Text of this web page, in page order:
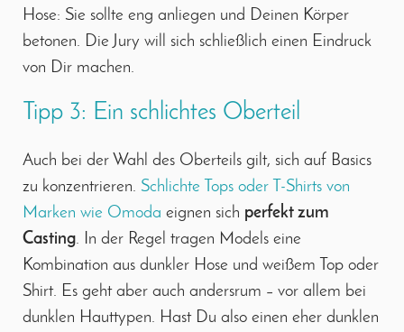
Hose: Sie sollte eng anliegen und Deinen Körper
betonen. Die Jury will sich schließlich einen Eindruck
von Dir machen.
Tipp 3: Ein schlichtes Oberteil
Auch bei der Wahl des Oberteils gilt, sich auf Basics
zu konzentrieren. Schlichte Tops oder T-Shirts von
Marken wie Omoda eignen sich perfekt zum
Casting. In der Regel tragen Models eine
Kombination aus dunkler Hose und weißem Top oder
Shirt. Es geht aber auch andersrum – vor allem bei
dunklen Hauttypen. Hast Du also einen eher dunklen